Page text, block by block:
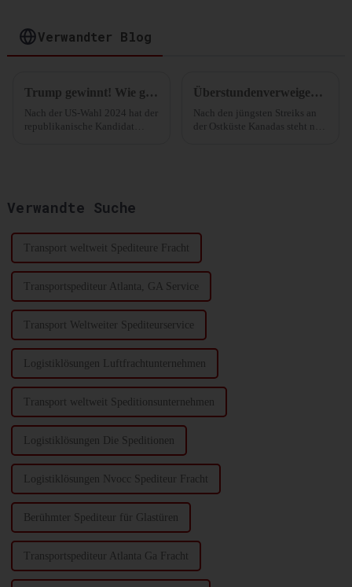
Verwandter Blog
Trump gewinnt! Wie geht es weiter mit der Schifffahrtsbranche? Neueste Analyse
Nach der US-Wahl 2024 hat der
republikanische Kandidat
Überstundenverweigerung! Nordamerikas größter Hafen tritt in einen „unbefristeten Streik“! Steigen die transatlantischen Frachtraten?
Nach den jüngsten Streiks an
der Ostküste Kanadas steht nun
Verwandte Suche
Transport weltweit Spediteure Fracht
Transportspediteur Atlanta, GA Service
Transport Weltweiter Spediteurservice
Logistiklösungen Luftfrachtunternehmen
Transport weltweit Speditionsunternehmen
Logistiklösungen Die Speditionen
Logistiklösungen Nvocc Spediteur Fracht
Berühmter Spediteur für Glastüren
Transportspediteur Atlanta Ga Fracht